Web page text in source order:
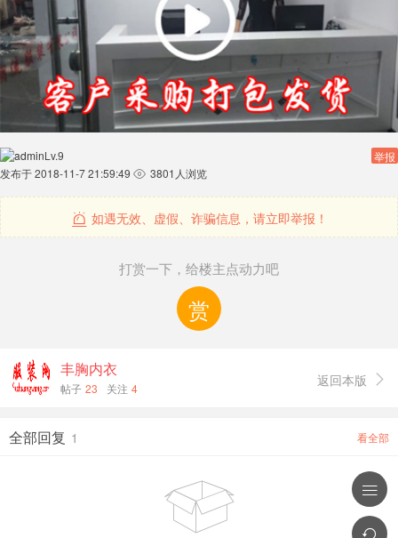
adminLv.9
举报
发布于 2018-11-7 21:59:49  3801人浏览
 如遇无效、虚假、诈骗信息，请立即举报！
打赏一下，给楼主点动力吧
赏
丰胸内衣
帖子 23 关注 4 返回本版 
全部回复 1 看全部
 
